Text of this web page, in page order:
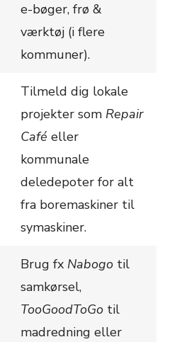
e-bøger, frø &
værktøj (i flere
kommuner).
Tilmeld dig lokale
projekter som Repair
Café eller
kommunale
deledepoter for alt
fra boremaskiner til
symaskiner.
Brug fx Nabogo til
samkørsel,
TooGoodToGo til
madredning eller